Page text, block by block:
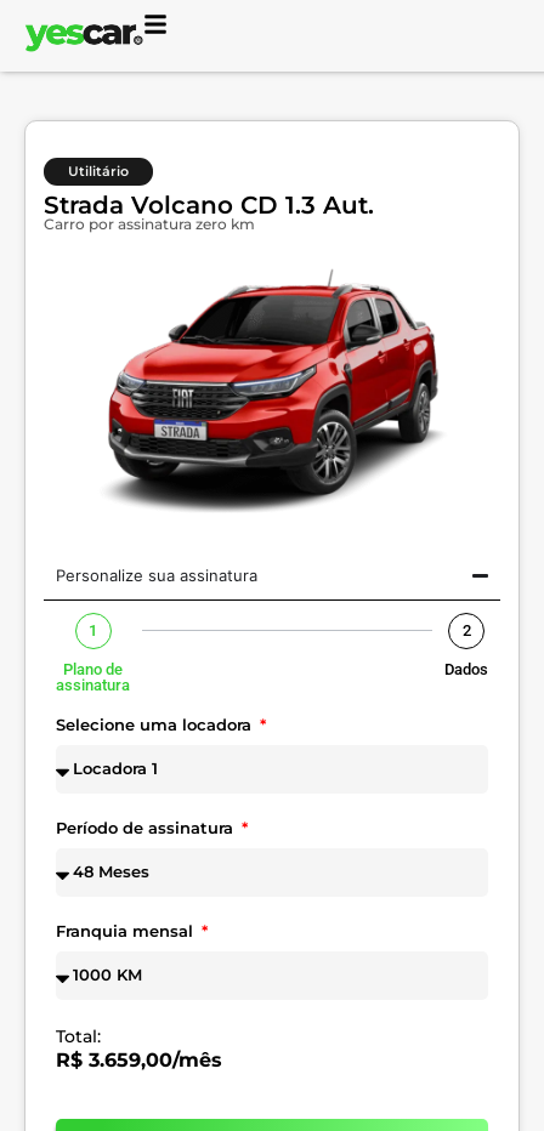
Utilitário
Strada Volcano CD 1.3 Aut.
Carro por assinatura zero km
Personalize sua assinatura
1
Plano de
assinatura
2
Dados
Selecione uma locadora
Período de assinatura
Franquia mensal
Total:
R$ 3.659,00/mês